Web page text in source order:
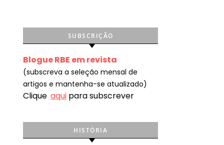
SUBSCRIÇÃO
Blogue RBE em revista
(subscreva a seleção mensal de
artigos e mantenha-se atualizado)
Clique aqui para subscrever
HISTÓRIA